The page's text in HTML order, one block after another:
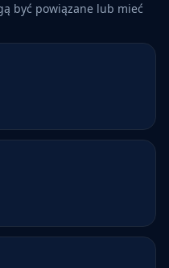
być powiązane lub mieć